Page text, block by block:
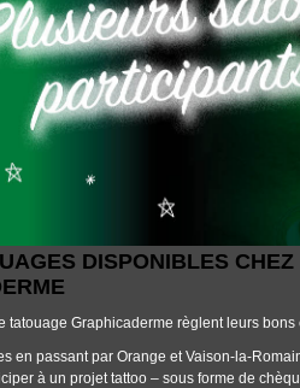
DISPONIBLES
tatouage Graphicaderme règlent leurs bons
en passant par Orange et Vaison-la-
à un projet tattoo – sous forme de